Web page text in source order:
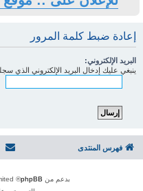
إعادة ضبط كلمة المرور
البريد الإلكتروني:
ينبغي عليك إدخال البريد الإلكتروني الذي
فهرس المنتدى
بدعم من phpBB
® Forum Software © phpBB Limited